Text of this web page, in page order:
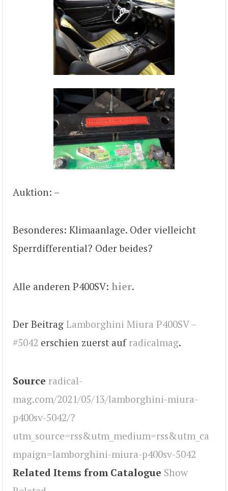
Auktion: –
Besonderes: Klimaanlage. Oder vielleicht
Sperrdifferential? Oder beides?
Alle anderen P400SV: hier.
Der Beitrag Lamborghini Miura P400SV –
#5042 erschien zuerst auf radicalmag.
Source radical-
mag.com/2021/05/13/lamborghini-miura-
p400sv-5042/?
utm_source=rss&utm_medium=rss&utm_ca
mpaign=lamborghini-miura-p400sv-5042
Related Items from Catalogue Show